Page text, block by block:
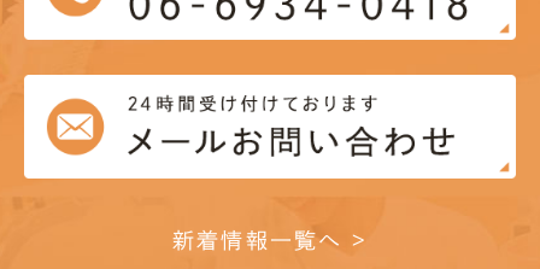
新着情報一覧へ >